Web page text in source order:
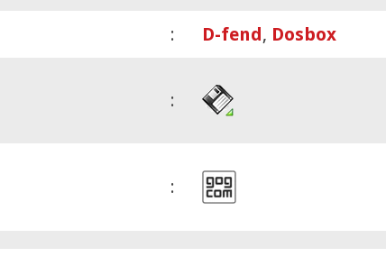
: D-fend, Dosbox
:
: